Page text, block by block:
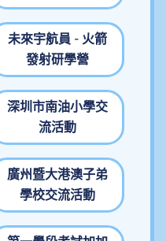
未來宇航員 - 火箭
發射研學營
深圳市南油小學交
流活動
廣州暨大港澳子弟
學校交流活動